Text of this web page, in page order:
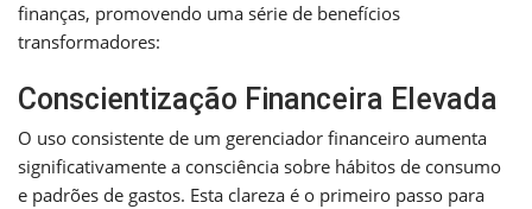
finanças, promovendo uma série de benefícios
transformadores:
Conscientização Financeira Elevada
O uso consistente de um gerenciador financeiro aumenta
significativamente a consciência sobre hábitos de consumo
e padrões de gastos. Esta clareza é o primeiro passo para